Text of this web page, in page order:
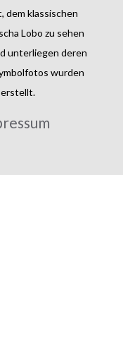
dem klassischen
Lobo zu sehen
unterliegen deren
wurden